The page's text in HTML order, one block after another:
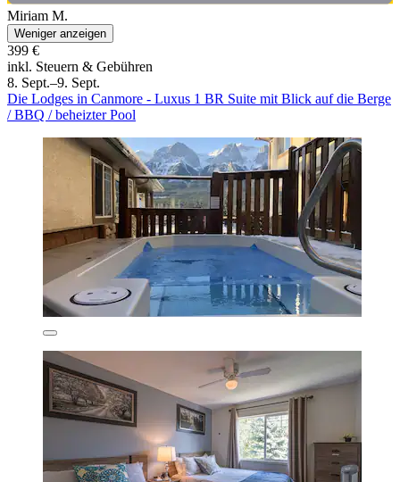
Miriam M.
Weniger anzeigen
399 €
inkl. Steuern & Gebühren
8. Sept.–9. Sept.
Die Lodges in Canmore - Luxus 1 BR Suite mit Blick auf die Berge
/ BBQ / beheizter Pool